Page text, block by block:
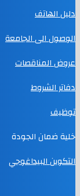
دليل الهاتف
الوصول الى الجامعة
عروض المناقصات
دفاتر الشروط
توظيف
خلية ضمان الجودة
التكوين البيداغوجي